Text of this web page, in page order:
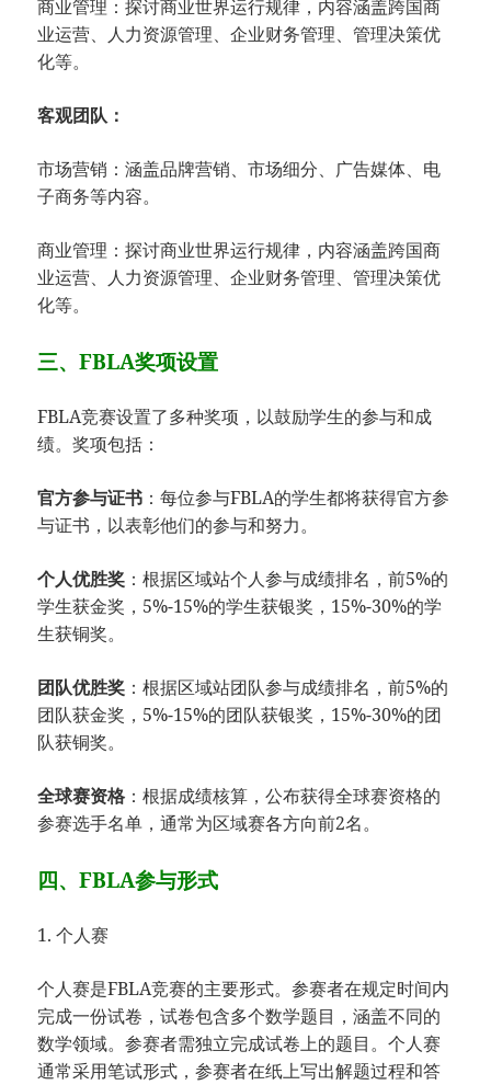
商业管理：探讨商业世界运行规律，内容涵盖跨国商
业运营、人力资源管理、企业财务管理、管理决策优
化等。
客观团队：
市场营销：涵盖品牌营销、市场细分、广告媒体、电
子商务等内容。
商业管理：探讨商业世界运行规律，内容涵盖跨国商
业运营、人力资源管理、企业财务管理、管理决策优
化等。
三、FBLA奖项设置
FBLA竞赛设置了多种奖项，以鼓励学生的参与和成
绩。奖项包括：
官方参与证书 ：每位参与FBLA的学生都将获得官方参
与证书，以表彰他们的参与和努力。
个人优胜奖 ：根据区域站个人参与成绩排名，前5%的
学生获金奖，5%-15%的学生获银奖，15%-30%的学
生获铜奖。
团队优胜奖 ：根据区域站团队参与成绩排名，前5%的
团队获金奖，5%-15%的团队获银奖，15%-30%的团
队获铜奖。
全球赛资格 ：根据成绩核算，公布获得全球赛资格的
参赛选手名单，通常为区域赛各方向前2名。
四、FBLA参与形式
1. 个人赛
个人赛是FBLA竞赛的主要形式。参赛者在规定时间内
完成一份试卷，试卷包含多个数学题目，涵盖不同的
数学领域。参赛者需独立完成试卷上的题目。个人赛
通常采用笔试形式，参赛者在纸上写出解题过程和答